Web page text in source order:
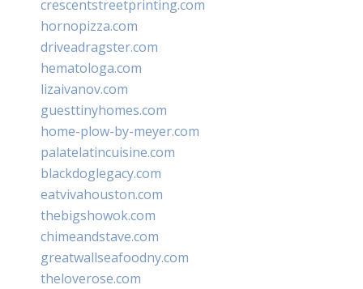
crescentstreetprinting.com
hornopizza.com
driveadragster.com
hematologa.com
lizaivanov.com
guesttinyhomes.com
home-plow-by-meyer.com
palatelatincuisine.com
blackdoglegacy.com
eatvivahouston.com
thebigshowok.com
chimeandstave.com
greatwallseafoodny.com
theloverose.com